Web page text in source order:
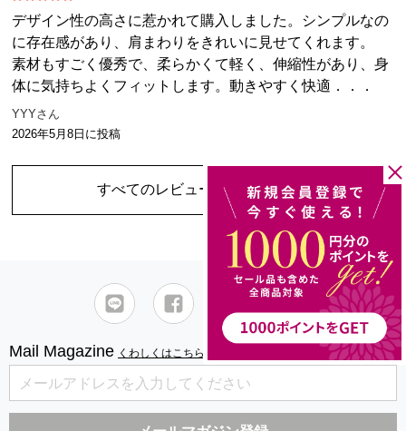
デザイン性の高さに惹かれて購入しました。シンプルなの
に存在感があり、肩まわりをきれいに見せてくれます。
素材もすごく優秀で、柔らかくて軽く、伸縮性があり、身
体に気持ちよくフィットします。動きやすく快適．．．
YYYさん
2026年5月8日 に投稿
すべてのレビューを見る（1件）
Mail Magazine くわしくはこちら